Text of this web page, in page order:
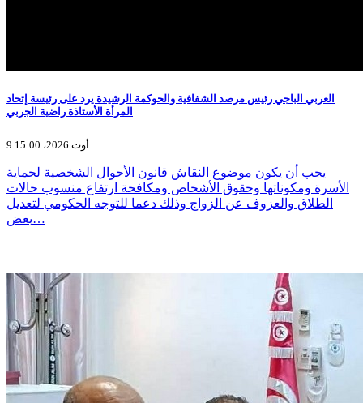
العربي الباجي رئيس مرصد الشفافية والحوكمة الرشيدة يرد على رئيسة إتحاد
المرأة الأستاذة راضية الجربي
9 أوت 2026، 15:00
يجب أن يكون موضوع النقاش قانون الأحوال الشخصية لحماية
الأسرة ومكوناتها وحقوق الأشخاص ومكافحة ارتفاع منسوب حالات
الطلاق والعزوف عن الزواج وذلك دعما للتوجه الحكومي لتعديل
بعض…